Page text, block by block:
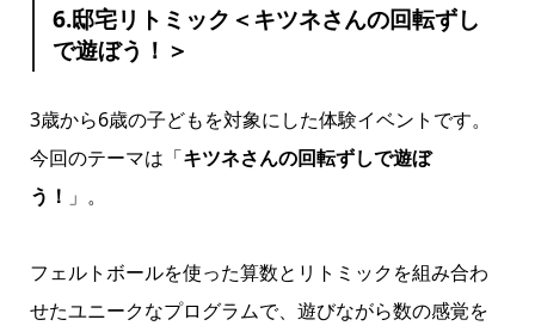
6.邸宅リトミック＜キツネさんの回転ずし
で遊ぼう！＞
3歳から6歳の子どもを対象にした体験イベントです。
今回のテーマは「キツネさんの回転ずしで遊ぼ
う！ 」。
フェルトボールを使った算数とリトミックを組み合わ
せたユニークなプログラムで、遊びながら数の感覚を